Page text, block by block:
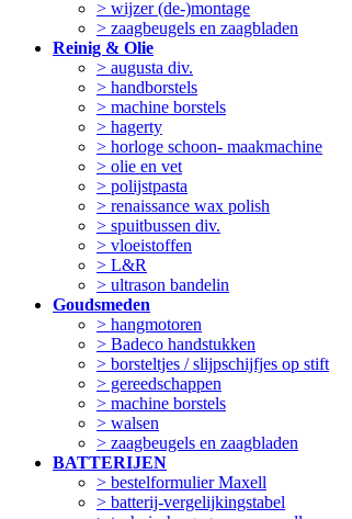
> wijzer (de-)montage
> zaagbeugels en zaagbladen
Reinig & Olie
> augusta div.
> handborstels
> machine borstels
> hagerty
> horloge schoon- maakmachine
> olie en vet
> polijstpasta
> renaissance wax polish
> spuitbussen div.
> vloeistoffen
> L&R
> ultrason bandelin
Goudsmeden
> hangmotoren
> Badeco handstukken
> borsteltjes / slijpschijfjes op stift
> gereedschappen
> machine borstels
> walsen
> zaagbeugels en zaagbladen
BATTERIJEN
> bestelformulier Maxell
> batterij-vergelijkingstabel